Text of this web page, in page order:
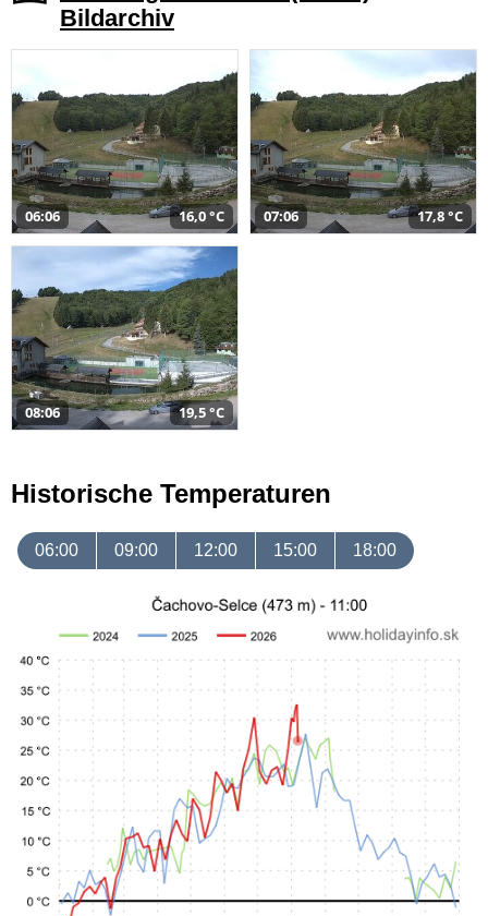
Bildarchiv
06:06 16,0 °C 07:06 17,8 °C
08:06 19,5 °C
Historische Temperaturen
06:00 09:00 12:00 15:00 18:00